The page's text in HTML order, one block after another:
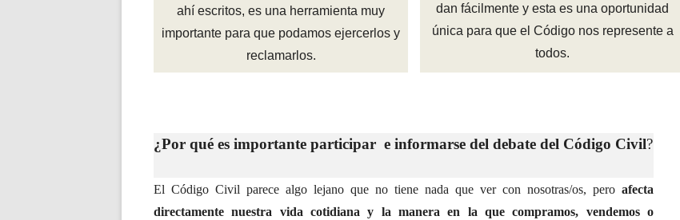
ahí escritos, es una herramienta muy
importante para que podamos ejercerlos y
reclamarlos.
dan fácilmente y esta es una oportunidad
única para que el Código nos represente a
todos.
¿Por qué es importante participar e informarse del debate del Código Civil?
El Código Civil parece algo lejano que no tiene nada que ver con nosotras/os, pero afecta
directamente nuestra vida cotidiana y la manera en la que compramos, vendemos o